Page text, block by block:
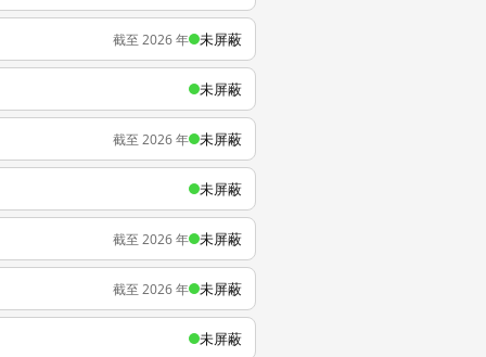
截至 2026 年 未屏蔽
未屏蔽
截至 2026 年 未屏蔽
未屏蔽
截至 2026 年 未屏蔽
截至 2026 年 未屏蔽
未屏蔽